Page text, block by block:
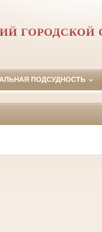
ГОРОДСКОЙ
ПОДСУДНОСТЬ